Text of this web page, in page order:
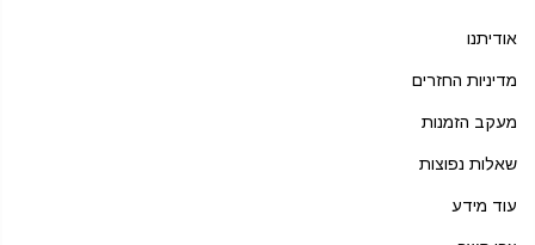
אודיתנו
מדיניות החזרים
מעקב הזמנות
שאלות נפוצות
עוד מידע